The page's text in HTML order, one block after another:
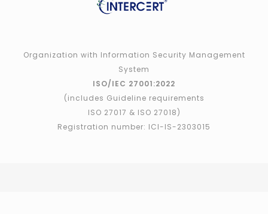
Organization with Information Security Management
System
ISO/IEC 27001:2022
(includes Guideline requirements
ISO 27017 & ISO 27018)
Registration number: ICI-IS-2303015